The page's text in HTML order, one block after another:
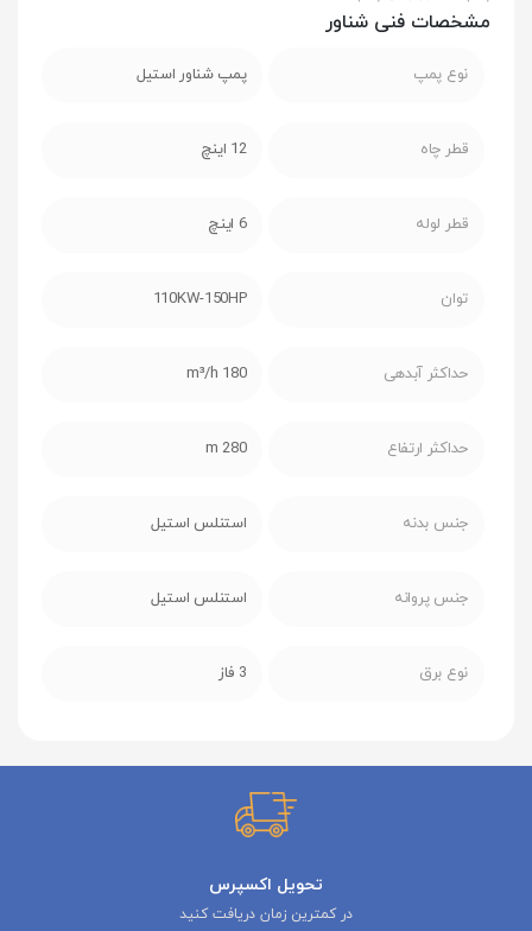
مشخصات فنی شناور
نوع پمپ پمپ شناور استیل
قطر چاه 12 اینچ
قطر لوله 6 اینچ
توان 110KW-150HP
حداکثر آبدهی 180 m³/h
حداکثر ارتفاع 280 m
جنس بدنه استنلس استیل
جنس پروانه استنلس استیل
نوع برق 3 فاز
تحویل اکسپرس
در کمترین زمان دریافت کنید